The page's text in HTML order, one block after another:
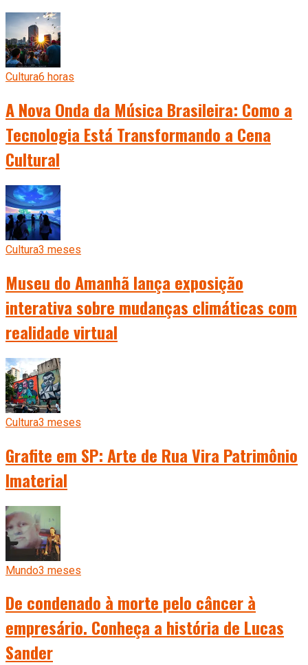
Cultura6 horas
A Nova Onda da Música Brasileira: Como a
Tecnologia Está Transformando a Cena
Cultural
Cultura3 meses
Museu do Amanhã lança exposição
interativa sobre mudanças climáticas com
realidade virtual
Cultura3 meses
Grafite em SP: Arte de Rua Vira Patrimônio
Imaterial
Mundo3 meses
De condenado à morte pelo câncer à
empresário. Conheça a história de Lucas
Sander